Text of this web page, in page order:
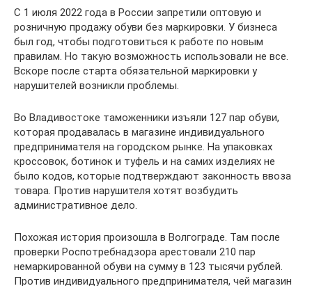
С 1 июля 2022 года в России запретили оптовую и
розничную продажу обуви без маркировки. У бизнеса
был год, чтобы подготовиться к работе по новым
правилам. Но такую возможность использовали не все.
Вскоре после старта обязательной маркировки у
нарушителей возникли проблемы.
Во Владивостоке таможенники изъяли 127 пар обуви,
которая продавалась в магазине индивидуального
предпринимателя на городском рынке. На упаковках
кроссовок, ботинок и туфель и на самих изделиях не
было кодов, которые подтверждают законность ввоза
товара. Против нарушителя хотят возбудить
административное дело.
Похожая история произошла в Волгограде. Там после
проверки Роспотребнадзора арестовали 210 пар
немаркированной обуви на сумму в 123 тысячи рублей.
Против индивидуального предпринимателя, чей магазин